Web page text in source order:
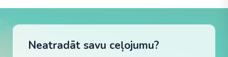
Neatradāt savu ceļojumu?